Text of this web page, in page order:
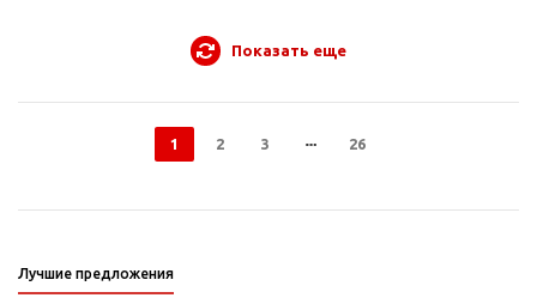
Показать еще
1 2 3 26
Лучшие предложения